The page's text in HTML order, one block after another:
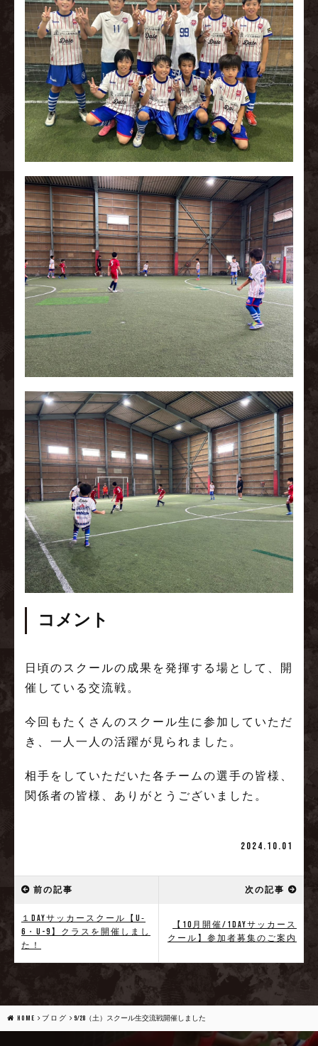
コメント
日頃のスクールの成果を発揮する場として、開
催している交流戦。
今回もたくさんのスクール生に参加していただ
き、一人一人の活躍が見られました。
相手をしていただいた各チームの選手の皆様、
関係者の皆様、ありがとうございました。
2024.10.01
前の記事
１DAYサッカースクール【U‐
6・U-9】クラスを開催しまし
た！
次の記事
【10月開催/1Dayサッカース
クール】参加者募集のご案内
HOME ブログ 9/28（土）スクール生交流戦開催しました